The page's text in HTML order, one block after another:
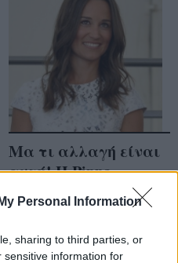
Personal Information
sharing to third parties, or
sensitive information for
Μα τι αλλαγή είναι
αυτή! Η Pippa
Middleton κυκλοφορεί
όπως απαιτεί το
παλάτι.